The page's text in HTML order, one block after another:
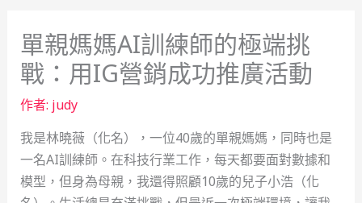
單親媽媽AI訓練師的極端挑
戰：用IG營銷成功推廣活動
作者: judy
我是林曉薇（化名），一位40歲的單親媽媽，同時也是
一名AI訓練師。在科技行業工作，每天都要面對數據和
模型，但身為母親，我還得照顧10歲的兒子小浩（化